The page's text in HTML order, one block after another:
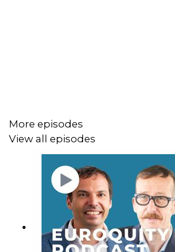
Les défis financiers et
lancement, ainsi que la levée
Comment Discoverent
écologique en collaborant avec
et en favorisant des
Plongez dans l'univers de l’aventure
vous inspirer par le parcours
alliant passion et engagement
More episodes
View all episodes